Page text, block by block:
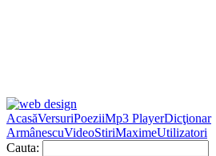
AcasăVersuriPoeziiMp3 PlayerDicţionar
ArmânescuVideoStiriMaximeUtilizatori
Cauta: